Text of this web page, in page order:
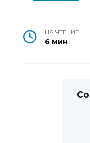
НА ЧТЕНИЕ
6 мин